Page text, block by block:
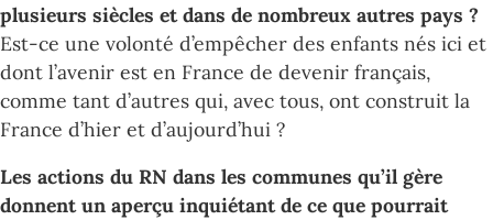
plusieurs siècles et dans de nombreux autres pays ?
Est-ce une volonté d’empêcher des enfants nés ici et
dont l’avenir est en France de devenir français,
comme tant d’autres qui, avec tous, ont construit la
France d’hier et d’aujourd’hui ?
Les actions du RN dans les communes qu’il gère
donnent un aperçu inquiétant de ce que pourrait